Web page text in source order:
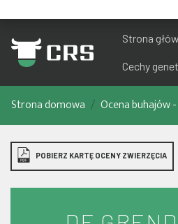
Strona
Cechy
Strona domowa Ocena buhajów -
POBIERZ KARTĘ OCENY ZWIERZĘCIA